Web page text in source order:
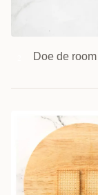
Doe de